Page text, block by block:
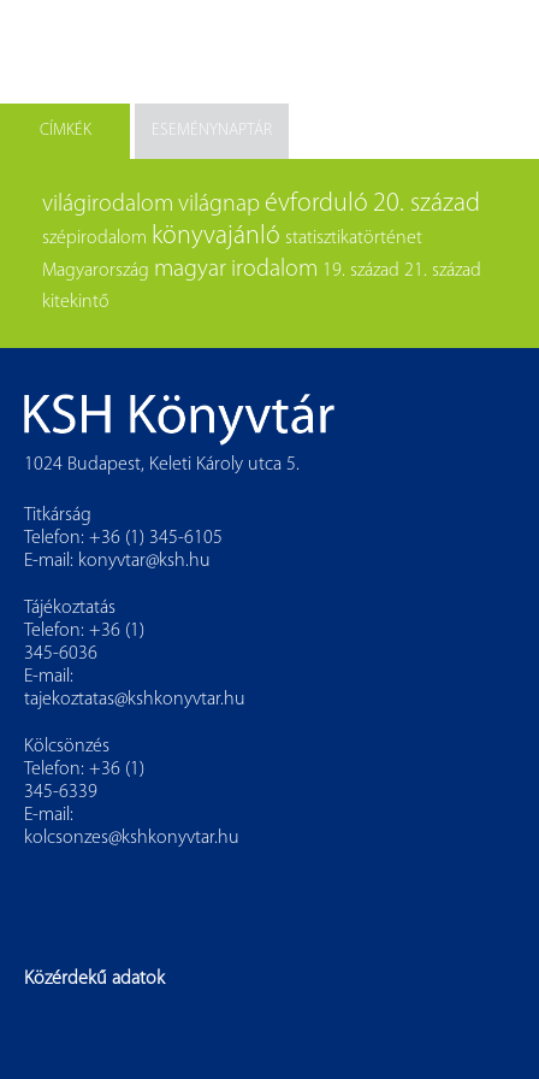
CÍMKÉK ESEMÉNYNAPTÁR
világirodalom világnap évforduló 20. század
szépirodalom könyvajánló statisztikatörténet
Magyarország magyar irodalom 19. század 21. század
kitekintő
1024 Budapest, Keleti Károly utca 5.
Titkárság
Telefon: +36 (1) 345-6105
E-mail: konyvtar@ksh.hu
Tájékoztatás
Telefon: +36 (1)
345-6036
E-mail:
tajekoztatas@kshkonyvtar.hu
Kölcsönzés
Telefon: +36 (1)
345-6339
E-mail:
kolcsonzes@kshkonyvtar.hu
Közérdekű adatok